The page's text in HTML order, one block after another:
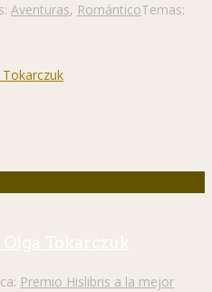
Aventuras, RománticoTemas:
Olga Tokarczuk
Premio Hislibris a la mejor